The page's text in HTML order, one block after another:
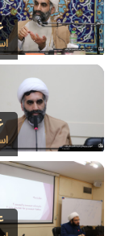
۰۶
اسفند
۰۶
اسفند
۰۴